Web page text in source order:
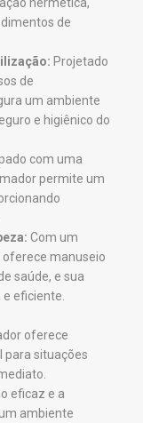
de
Projetado
de
um ambiente
e higiênico do
com uma
permite um
Com um
manuseio
saúde, e sua
eficiente.
oferece
para situações
eficaz e a
ambiente